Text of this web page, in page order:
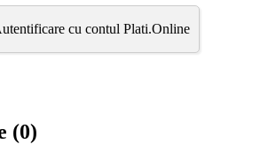
cu contul Plati.Online
(0)